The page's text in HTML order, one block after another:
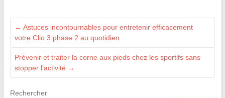
← Astuces incontournables pour entretenir efficacement
votre Clio 3 phase 2 au quotidien
Prévenir et traiter la corne aux pieds chez les sportifs sans
stopper l’activité →
Rechercher